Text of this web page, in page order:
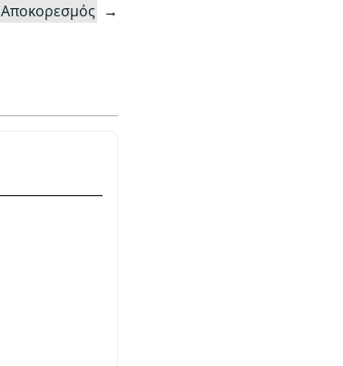
Αποκορεσμός →